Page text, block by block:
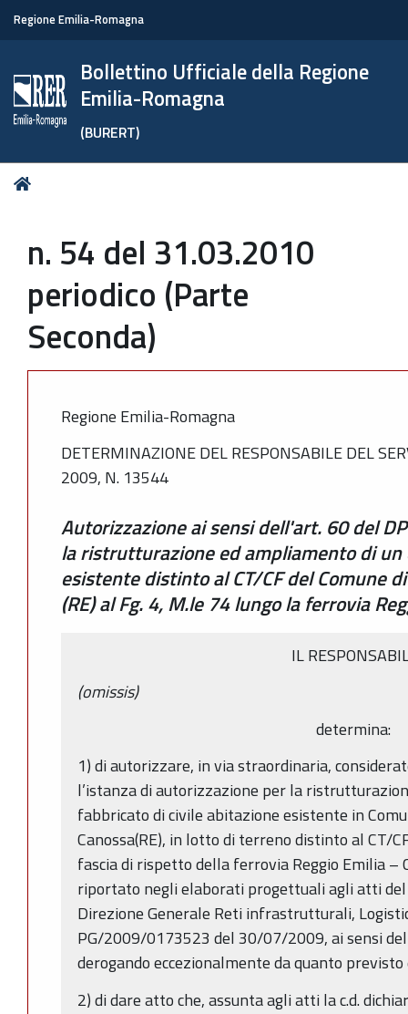
Regione Emilia-Romagna
Bollettino Ufficiale della Regione
Emilia-Romagna
(BURERT)
Tu
n. 54 del 31.03.2010
periodico (Parte
Seconda)
Regione Emilia-Romagna
DETERMINAZIONE DEL RESPONSABILE DEL
2009, N. 13544
Autorizzazione ai sensi dell'art. 60 del
la ristrutturazione ed ampliamento di
esistente distinto al CT/CF del Comune
(RE) al Fg. 4, M.le 74 lungo la ferrovia
IL
(omissis)
determina:
1) di autorizzare, in via straordinaria,
l’istanza di autorizzazione per la
fabbricato di civile abitazione esistente in
Canossa(RE), in lotto di terreno distinto al CT/
fascia di rispetto della ferrovia Reggio Emilia –
riportato negli elaborati progettuali agli atti
Direzione Generale Reti infrastrutturali,
PG/2009/0173523 del 30/07/2009, ai sensi
derogando eccezionalmente da quanto
2) di dare atto che, assunta agli atti la c.d.